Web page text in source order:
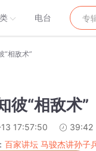
电台
“相敌术”
彼“相敌术”
17:57:50 39:42
百家讲坛 马骏杰讲孙子